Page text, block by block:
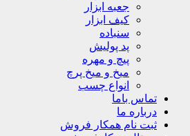
جعبه ابزار
کیف ابزار
سنباده
پد پولیش
پیچ و مهره
میخ و میخ پرچ
انواع چسب
تماس باما
درباره ما
ثبت نام همکار فروش